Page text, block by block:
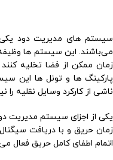
سیستم های مدیریت دود
می‌باشند. این سیستم ها وظیفه
زمان ممکن از فضا تخلیه
پارکینگ ها و تونل ها این
ناشی از کارکرد وسایل نقلیه را
یکی از اجزای سیستم مدیریت
زمان حریق و با دریافت
اتمام اطفای کامل حریق فعال